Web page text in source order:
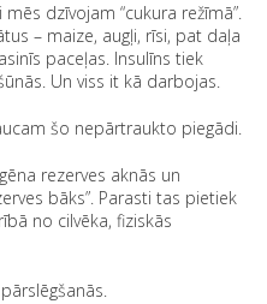
dzīvojam “cukura režīmā”.
– maize, augļi, rīsi, pat daļa
paceļas. Insulīns tiek
Un viss it kā darbojas.
šo nepārtraukto piegādi.
rezerves aknās un
bāks”. Parasti tas pietiek
no cilvēka, fiziskās